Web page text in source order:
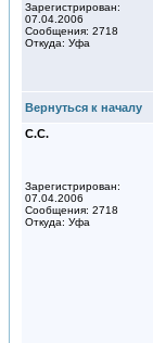
Зарегистрирован:
07.04.2006
Сообщения: 2718
Откуда: Уфа
Вернуться к началу
С.С.
Зарегистрирован:
07.04.2006
Сообщения: 2718
Откуда: Уфа